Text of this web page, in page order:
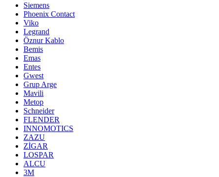
Siemens
Phoenix Contact
Viko
Legrand
Öznur Kablo
Bemis
Emas
Entes
Gwest
Grup Arge
Mavili
Metop
Schneider
FLENDER
INNOMOTICS
ZAZU
ZİGAR
LOSPAR
ALCU
3M